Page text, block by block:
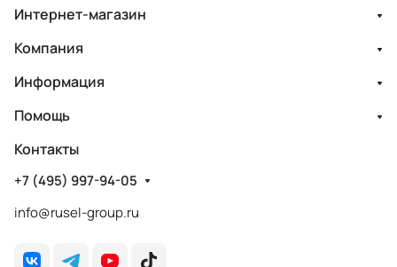
Интернет-магазин
Компания
Информация
Помощь
Контакты
+7 (495) 997-94-05
info@rusel-group.ru